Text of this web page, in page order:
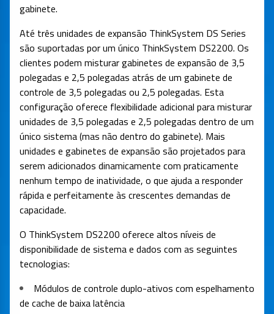
gabinete.
Até três unidades de expansão ThinkSystem DS Series
são suportadas por um único ThinkSystem DS2200. Os
clientes podem misturar gabinetes de expansão de 3,5
polegadas e 2,5 polegadas atrás de um gabinete de
controle de 3,5 polegadas ou 2,5 polegadas. Esta
configuração oferece flexibilidade adicional para misturar
unidades de 3,5 polegadas e 2,5 polegadas dentro de um
único sistema (mas não dentro do gabinete). Mais
unidades e gabinetes de expansão são projetados para
serem adicionados dinamicamente com praticamente
nenhum tempo de inatividade, o que ajuda a responder
rápida e perfeitamente às crescentes demandas de
capacidade.
O ThinkSystem DS2200 oferece altos níveis de
disponibilidade de sistema e dados com as seguintes
tecnologias:
Módulos de controle duplo-ativos com espelhamento
de cache de baixa latência